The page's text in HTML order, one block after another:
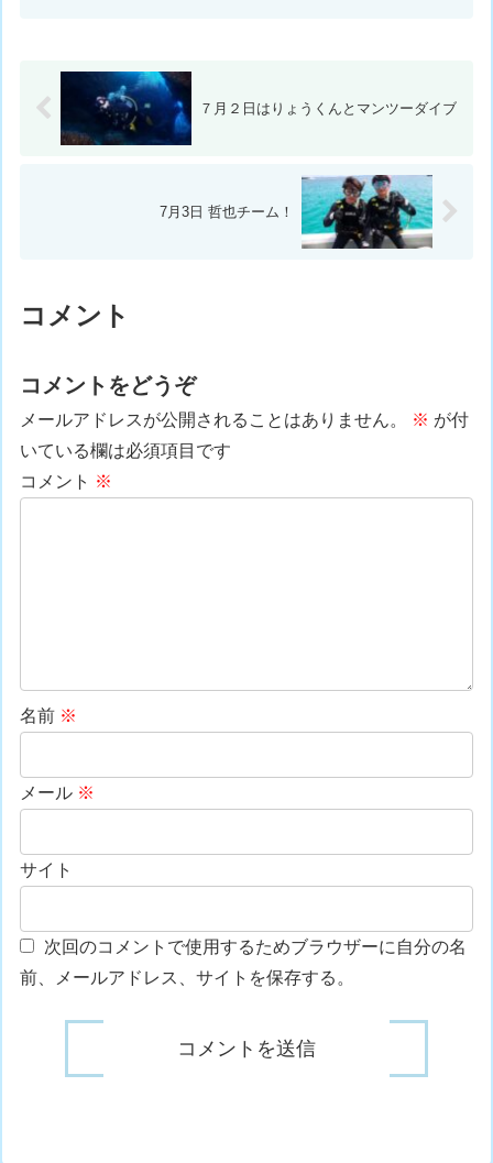
７月２日はりょうくんとマンツーダイブ
7月3日 哲也チーム！
コメント
コメントをどうぞ
メールアドレスが公開されることはありません。 ※ が付
いている欄は必須項目です
コメント ※
名前 ※
メール ※
サイト
次回のコメントで使用するためブラウザーに自分の名
前、メールアドレス、サイトを保存する。